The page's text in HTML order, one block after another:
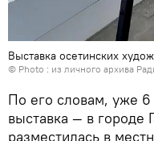
Выставка осетинских
© Photo : из личного архива
По его словам, уже 6
выставка — в городе
разместилась в